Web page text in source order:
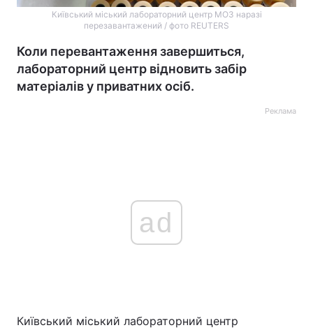
Україна Політика
Київський міський лабораторний центр МОЗ наразі
перезавантажений / фото REUTERS
Коли перевантаження завершиться,
лабораторний центр відновить забір
матеріалів у приватних осіб.
Реклама
ad
Київський міський лабораторний центр